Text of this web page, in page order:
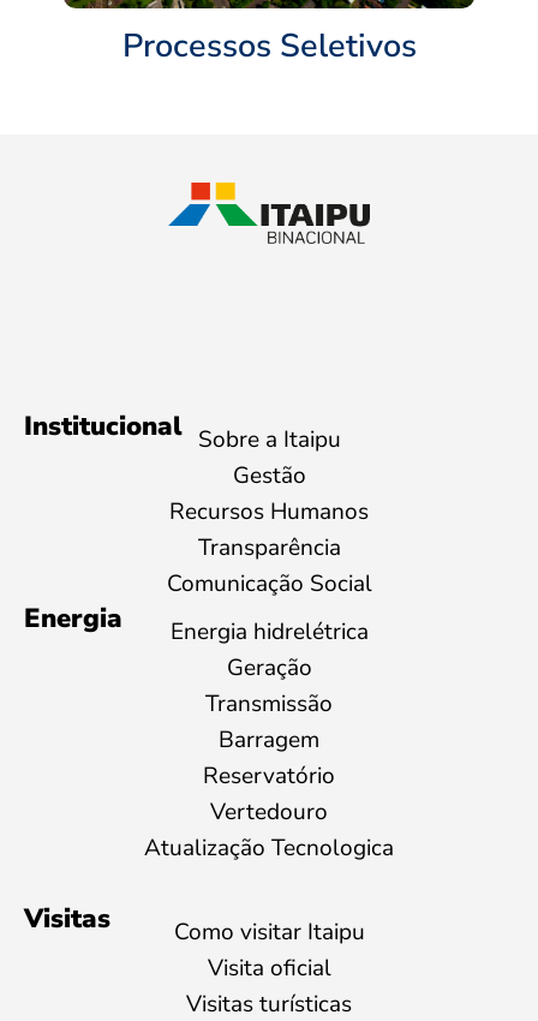
Processos Seletivos
Institucional Sobre a Itaipu
Gestão
Recursos Humanos
Transparência
Comunicação Social
Energia
Energia hidrelétrica
Geração
Transmissão
Barragem
Reservatório
Vertedouro
Atualização Tecnologica
Visitas
Como visitar Itaipu
Visita oficial
Visitas turísticas